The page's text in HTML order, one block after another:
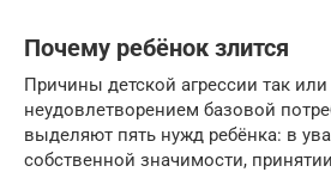
Почему ребёнок злится
Причины детской агрессии так
неудовлетворением базовой
выделяют пять нужд ребёнка: в
собственной значимости,